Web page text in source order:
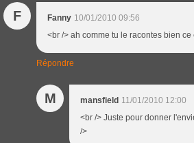
F Fanny 10/01/2010 09:56
<br /> ah comme tu le racontes bien ce
Répondre
M mansfield 11/01/2010 12:00
<br /> Juste pour donner
/>